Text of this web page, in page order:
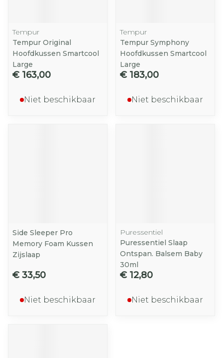
Tempur
Tempur Original
Hoofdkussen Smartcool
Large
€ 163,00
Niet beschikbaar
Tempur
Tempur Symphony
Hoofdkussen Smartcool
Large
€ 183,00
Niet beschikbaar
Side Sleeper Pro
Memory Foam Kussen
Zijslaap
€ 33,50
Niet beschikbaar
Puressentiel
Puressentiel Slaap
Ontspan. Balsem Baby
30ml
€ 12,80
Niet beschikbaar